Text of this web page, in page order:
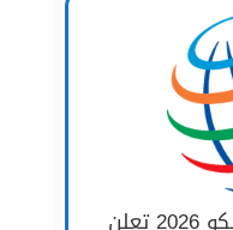
وظائف شركة بيبسيكو 2026 تعلن